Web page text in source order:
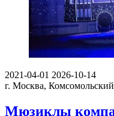
2021-04-01 2026-10-14
г. Москва,
Мюзиклы